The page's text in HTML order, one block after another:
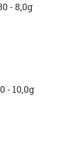
- 8,0g
- 10,0g